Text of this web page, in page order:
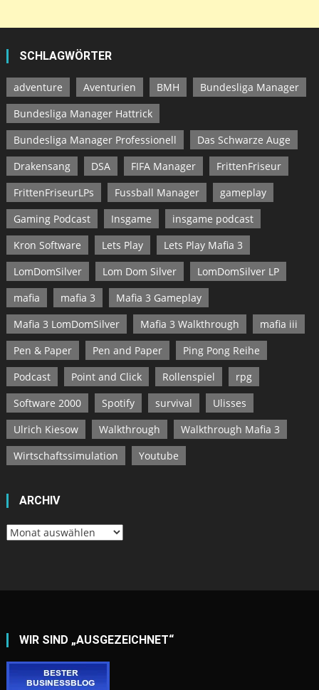
SCHLAGWÖRTER
adventure Aventurien BMH
Bundesliga Manager
Bundesliga Manager Hattrick
Bundesliga Manager Professionell
Das Schwarze Auge
Drakensang
DSA FIFA Manager
FrittenFriseur
FrittenFriseurLPs
Fussball Manager
gameplay
Gaming Podcast
Insgame
insgame podcast
Kron Software
Lets Play
Lets Play Mafia 3
LomDomSilver
Lom Dom Silver
LomDomSilver LP
mafia
mafia 3
Mafia 3 Gameplay
Mafia 3 LomDomSilver
Mafia 3 Walkthrough
mafia iii
Pen & Paper
Pen and Paper
Ping Pong Reihe
Podcast
Point and Click Rollenspiel
rpg
Software 2000
Spotify survival
Ulisses
Ulrich Kiesow
Walkthrough
Walkthrough Mafia 3
Wirtschaftssimulation
Youtube
ARCHIV
Archiv
WIR SIND „AUSGEZEICHNET“